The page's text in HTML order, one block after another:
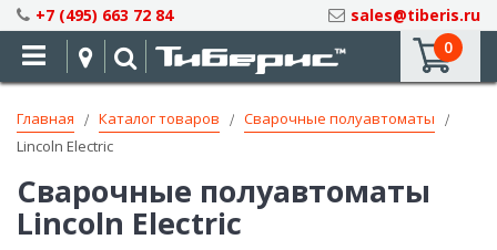
Skip
to
Content
+7 (495) 663 72 84
sales@tiberis.ru
0
Главная Каталог товаров
Сварочные полуавтоматы
Lincoln Electric
Сварочные полуавтоматы
Lincoln Electric